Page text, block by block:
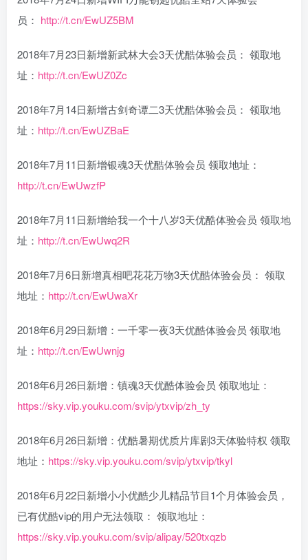
员： http://t.cn/EwUZ5BM
2018年7月23日新增新武林大会3天优酷体验会员： 领取地
址： http://t.cn/EwUZ0Zc
2018年7月14日新增古剑奇谭二3天优酷体验会员： 领取地
址： http://t.cn/EwUZBaE
2018年7月11日新增银魂3天优酷体验会员 领取地址：
http://t.cn/EwUwzfP
2018年7月11日新增给我一个十八岁3天优酷体验会员 领取地
址： http://t.cn/EwUwq2R
2018年7月6日新增真相吧花花万物3天优酷体验会员： 领取
地址： http://t.cn/EwUwaXr
2018年6月29日新增：一千零一夜3天优酷体验会员 领取地
址： http://t.cn/EwUwnjg
2018年6月26日新增：镇魂3天优酷体验会员 领取地址：
https://sky.vip.youku.com/svip/ytxvip/zh_ty
2018年6月26日新增：优酷暑期优质片库剧3天体验特权 领取
地址： https://sky.vip.youku.com/svip/ytxvip/tkyl
2018年6月22日新增小小优酷少儿精品节目1个月体验会员，
已有优酷vip的用户无法领取： 领取地址：
https://sky.vip.youku.com/svip/alipay/520txqzb